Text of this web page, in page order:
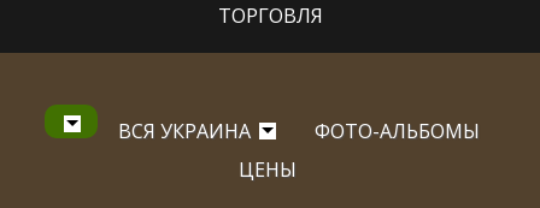
ТОРГОВЛЯ
ВСЯ УКРАИНА
ФОТО-АЛЬБОМЫ
ЦЕНЫ